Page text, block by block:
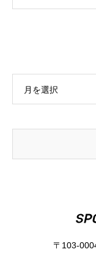
月を選択
〒103-